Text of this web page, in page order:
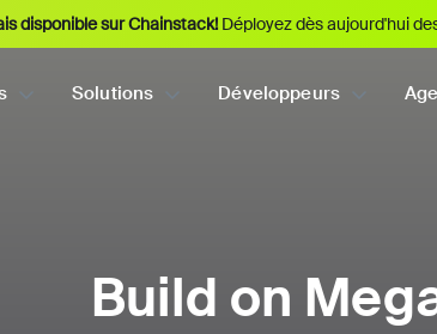
disponible sur Chainstack! Déployez dès aujourd'hui
Solutions Développeurs
Build on